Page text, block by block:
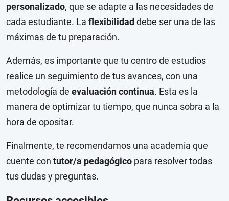
personalizado, que se adapte a las necesidades de
cada estudiante. La flexibilidad debe ser una de las
máximas de tu preparación.
Además, es importante que tu centro de estudios
realice un seguimiento de tus avances, con una
metodología de evaluación continua. Esta es la
manera de optimizar tu tiempo, que nunca sobra a la
hora de opositar.
Finalmente, te recomendamos una academia que
cuente con tutor/a pedagógico para resolver todas
tus dudas y preguntas.